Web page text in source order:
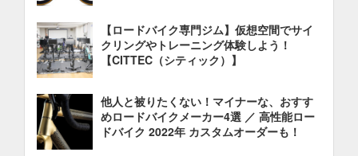
【ロードバイク専門ジム】仮想空間でサイ
クリングやトレーニング体験しよう！
【CITTEC（シティック）】
他人と被りたくない！マイナーな、おすす
めロードバイクメーカー4選 ／ 高性能ロー
ドバイク 2022年 カスタムオーダーも！